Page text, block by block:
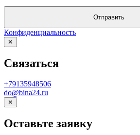
Отправить
Конфиденциальность
✕
Связаться
+79135948506
do@bina24.ru
✕
Оставьте заявку